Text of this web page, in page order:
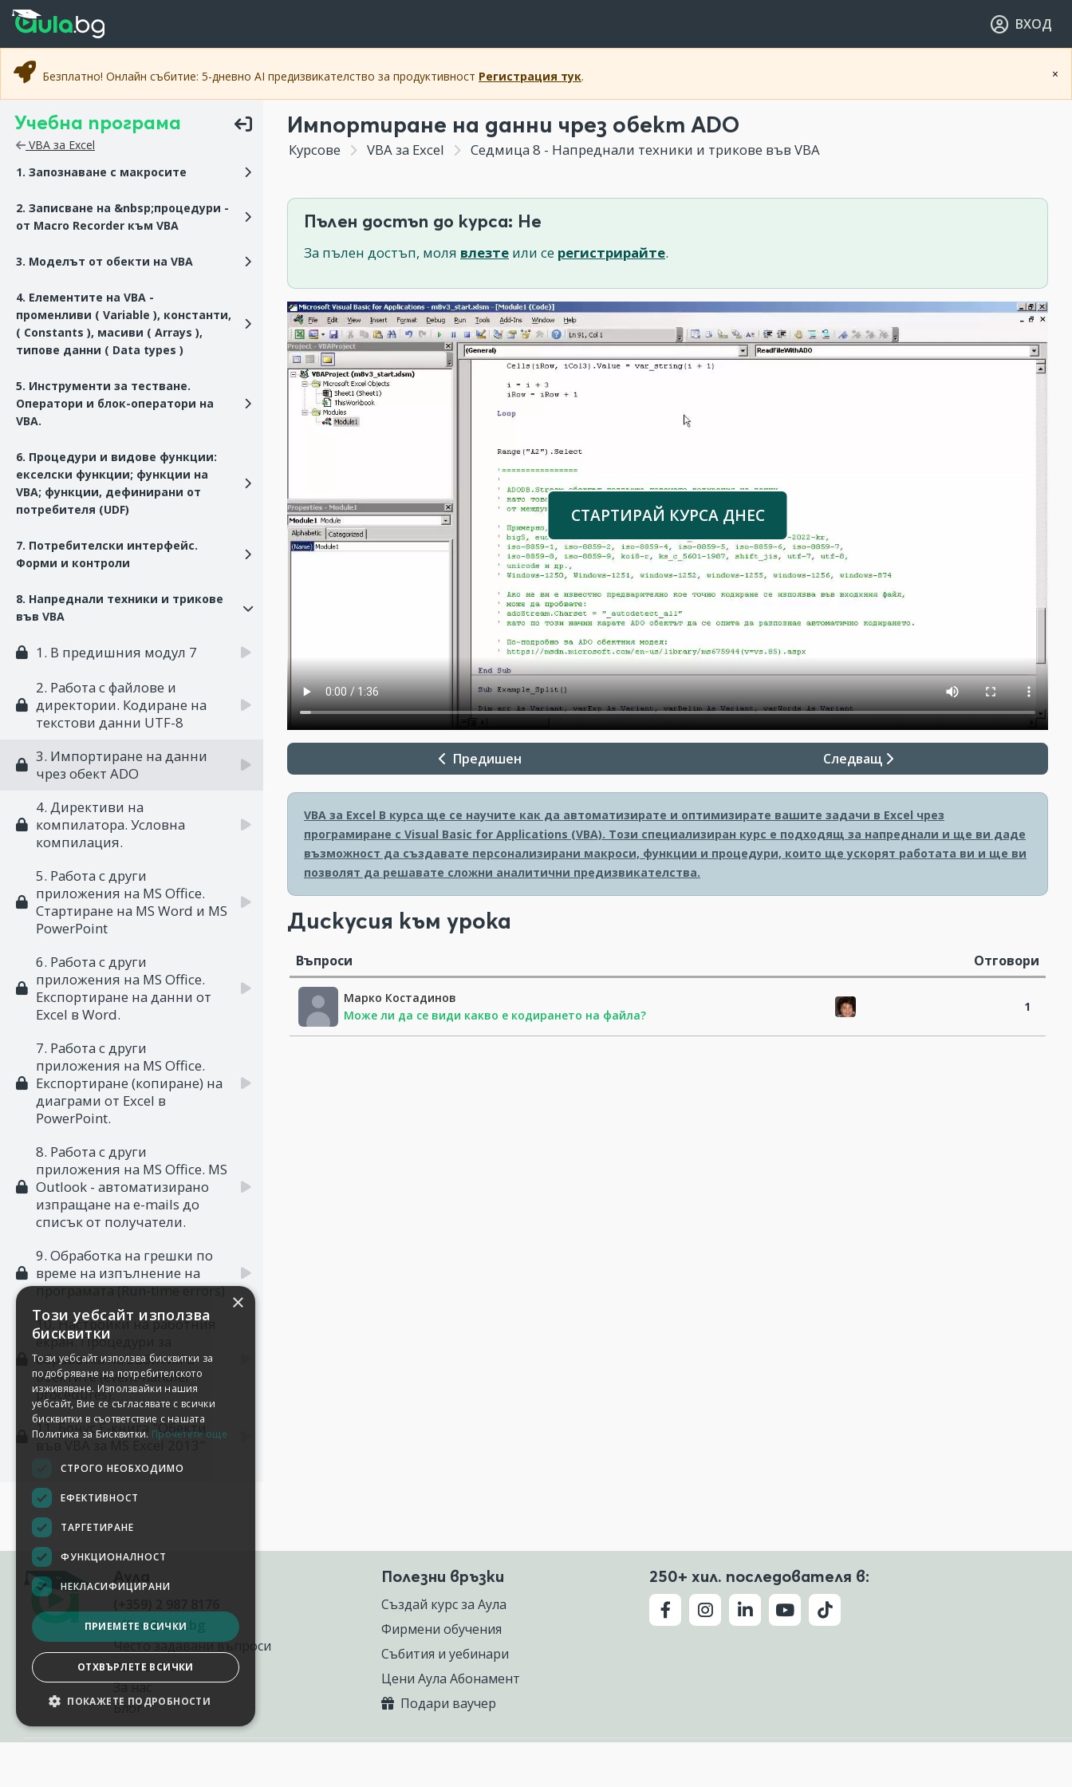
Прескочи към основното съдържание
Прескочи към навигацията
ВХОД
×
Безплатно! Онлайн събитие: 5-дневно AI предизвикателство за продуктивност Регистрация тук.
Учебна програма
VBA за Excel
1. Запознаване с макросите
2. Записване на &nbsp;процедури -
от Macro Recorder към VBA
3. Моделът от обекти на VBA
4. Елементите на VBA -
променливи ( Variable ), константи,
( Constants ), масиви ( Arrays ),
типове данни ( Data types )
5. Инструменти за тестване.
Оператори и блок-оператори на
VBA.
6. Процедури и видове функции:
екселски функции; функции на
VBA; функции, дефинирани от
потребителя (UDF)
7. Потребителски интерфейс.
Форми и контроли
8. Напреднали техники и трикове
във VBA
1. В предишния модул 7
2. Работа с файлове и
директории. Кодиране на
текстови данни UTF-8
3. Импортиране на данни
чрез обект ADO
4. Директиви на
компилатора. Условна
компилация.
5. Работа с други
приложения на MS Office.
Стартиране на MS Word и MS
PowerPoint
6. Работа с други
приложения на MS Office.
Експортиране на данни от
Excel в Word.
7. Работа с други
приложения на MS Office.
Експортиране (копиране) на
диаграми от Excel в
PowerPoint.
8. Работа с други
приложения на MS Office. MS
Outlook - автоматизирано
изпращане на e-mails до
списък от получатели.
9. Обработка на грешки по
време на изпълнение на
програмата (Run-time errors)
10. Настройки на работния
екран. Процедури за
обработка на събития в
обектите (event-handler
procedures).
11. Бонус Е-книга "Обекти
във VBA за MS Excel 2013"
Импортиране на данни чрез обект ADO
Курсове VBA за Excel Седмица 8 - Напреднали техники и трикове във VBA
Пълен достъп до курса: Не
За пълен достъп, моля влезте или се регистрирайте.
СТАРТИРАЙ КУРСА ДНЕС
Предишен Следващ
VBA за Excel В курса ще се научите как да автоматизирате и оптимизирате вашите задачи в Excel чрез
програмиране с Visual Basic for Applications (VBA). Този специализиран курс е подходящ за напреднали и ще ви даде
възможност да създавате персонализирани макроси, функции и процедури, които ще ускорят работата ви и ще ви
позволят да решавате сложни аналитични предизвикателства.
Дискусия към урока
Въпроси Отговори
Марко Костадинов
Може ли да се види какво е кодирането на файла?
1
office@aula.bg
Често задавани въпроси
Контакти
За нас
Блог
Полезни връзки
Създай курс за Аула
Фирмени обучения
Събития и уебинари
Цени Аула Абонамент
Подари ваучер
250+ хил. последователя в:
×
Този уебсайт използва
бисквитки
Този уебсайт използва бисквитки за
подобряване на потребителското
изживяване. Използвайки нашия
уебсайт, Вие се съгласявате с всички
бисквитки в съответствие с нашата
Политика за Бисквитки. Прочетете още
СТРОГО НЕОБХОДИМО
ЕФЕКТИВНОСТ
ТАРГЕТИРАНЕ
ФУНКЦИОНАЛНОСТ
НЕКЛАСИФИЦИРАНИ
ПРИЕМЕТЕ ВСИЧКИ
ОТХВЪРЛЕТЕ ВСИЧКИ
ПОКАЖЕТЕ ПОДРОБНОСТИ